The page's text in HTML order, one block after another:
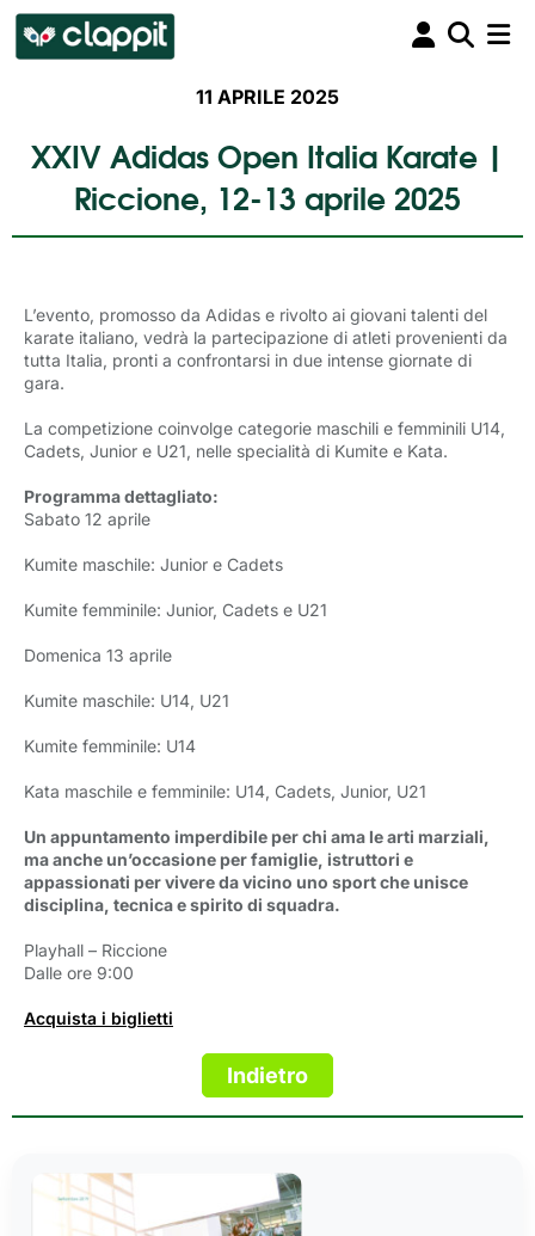
11 APRILE 2025
XXIV Adidas Open Italia Karate |
Riccione, 12-13 aprile 2025
L’evento, promosso da Adidas e rivolto ai giovani talenti del
karate italiano, vedrà la partecipazione di atleti provenienti da
tutta Italia, pronti a confrontarsi in due intense giornate di
gara.
La competizione coinvolge categorie maschili e femminili U14,
Cadets, Junior e U21, nelle specialità di Kumite e Kata.
Programma dettagliato:
Sabato 12 aprile
Kumite maschile: Junior e Cadets
Kumite femminile: Junior, Cadets e U21
Domenica 13 aprile
Kumite maschile: U14, U21
Kumite femminile: U14
Kata maschile e femminile: U14, Cadets, Junior, U21
Un appuntamento imperdibile per chi ama le arti marziali,
ma anche un’occasione per famiglie, istruttori e
appassionati per vivere da vicino uno sport che unisce
disciplina, tecnica e spirito di squadra.
Playhall – Riccione
Dalle ore 9:00
Acquista i biglietti